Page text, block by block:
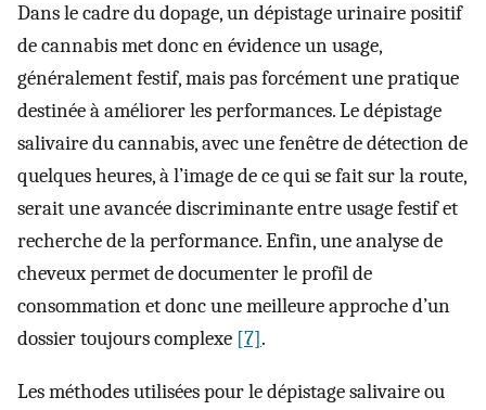
Dans le cadre du dopage, un dépistage urinaire positif
de cannabis met donc en évidence un usage,
généralement festif, mais pas forcément une pratique
destinée à améliorer les performances. Le dépistage
salivaire du cannabis, avec une fenêtre de détection de
quelques heures, à l’image de ce qui se fait sur la route,
serait une avancée discriminante entre usage festif et
recherche de la performance. Enfin, une analyse de
cheveux permet de documenter le profil de
consommation et donc une meilleure approche d’un
dossier toujours complexe [7].
Les méthodes utilisées pour le dépistage salivaire ou